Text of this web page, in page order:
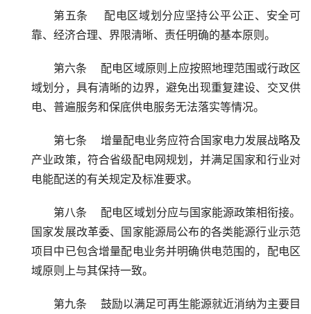
第五条    配电区域划分应坚持公平公正、安全可
靠、经济合理、界限清晰、责任明确的基本原则。
第六条    配电区域原则上应按照地理范围或行政区
域划分，具有清晰的边界，避免出现重复建设、交叉供
电、普遍服务和保底供电服务无法落实等情况。
第七条    增量配电业务应符合国家电力发展战略及
产业政策，符合省级配电网规划，并满足国家和行业对
电能配送的有关规定及标准要求。
第八条    配电区域划分应与国家能源政策相衔接。
国家发展改革委、国家能源局公布的各类能源行业示范
项目中已包含增量配电业务并明确供电范围的，配电区
域原则上与其保持一致。
第九条    鼓励以满足可再生能源就近消纳为主要目